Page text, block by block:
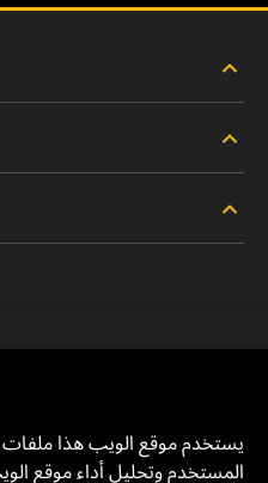
يستخدم موقع الويب هذا ملفات
المستخدم وتحليل أداء موقع